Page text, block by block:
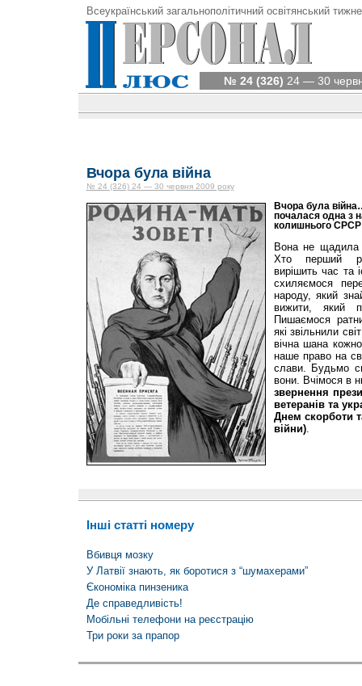
Всеукраїнський загальнополітичний освітянський
№ 24 (326) 24 — 30
Вчора була війна
№ 24 (326) 24 — 30 червня 2009 року
Вчора була
почалася одна з
колишнього СРСР
Вона не щадила
Хто перший
вирішить час
схиляємося
народу, який
вижити, який
Пишаємося
які звільнили
вічна шана
наше право на
слави. Будьмо
вони. Вчімося в
звернення
ветеранів та
Днем скорботи
війни).
Інші статті номеру
Вбивця мозку
У Латвії знають, як боротися з “шумахерами”
Єкономіка пинзеника
Де справедливість!
Мобільні телефони на реєстрацію
Три роки за прапор